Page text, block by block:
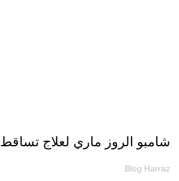
شامبو الروز ماري لعلاج
Blog Harraz